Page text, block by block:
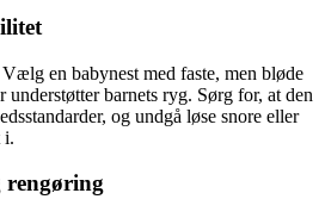
en babynest med faste, men bløde
understøtter barnets ryg. Sørg for, at den
og undgå løse snore eller
i.
rengøring